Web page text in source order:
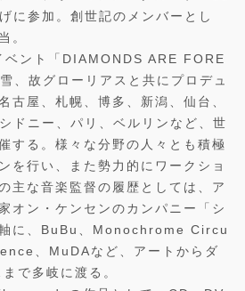
に参加。創世記のメンバーとし
。
ベント「DIAMONDS ARE FORE
、故グローリアスと共にプロデュ
古屋、札幌、博多、新潟、仙台、
ドニー、パリ、ベルリンなど、世
する。様々な分野の人々とも積極
を行い、また勢力的にワークショ
主な音楽監督の履歴としては、ア
オン・ケンセンのカンパニー「シ
に、BuBu、Monochrome Circu
、MuDAなど、アートからダ
で多岐に渡る。